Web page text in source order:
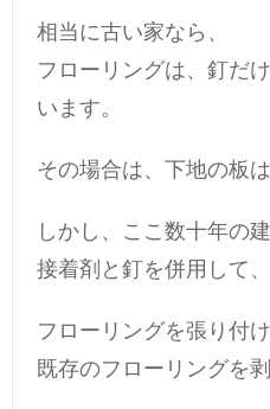
相当に古い家なら、
フローリングは、釘だ
います。
その場合は、下地の板
しかし、ここ数十年の建
接着剤と釘を併用して、
フローリングを張り付
既存のフローリングを剥